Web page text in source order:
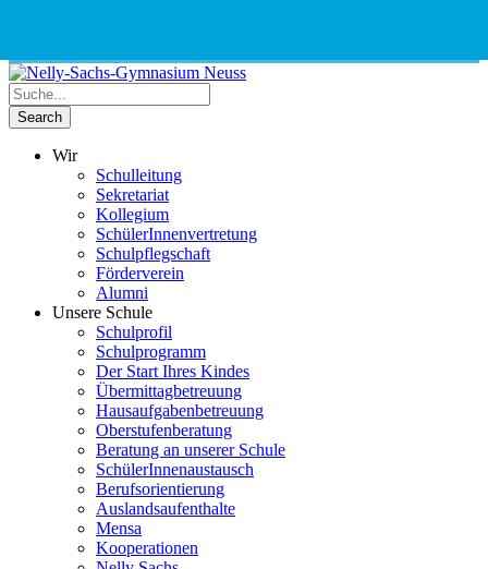
Wir
Schulleitung
Sekretariat
Kollegium
SchülerInnenvertretung
Schulpflegschaft
Förderverein
Alumni
Unsere Schule
Schulprofil
Schulprogramm
Der Start Ihres Kindes
Übermittagbetreuung
Hausaufgabenbetreuung
Oberstufenberatung
Beratung an unserer Schule
SchülerInnenaustausch
Berufsorientierung
Auslandsaufenthalte
Mensa
Kooperationen
Number
for
calling
Address
Maps